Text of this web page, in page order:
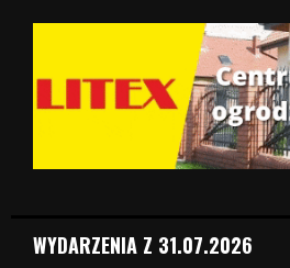
WYDARZENIA Z 31.07.2026